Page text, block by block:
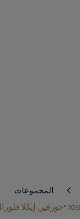
المجموعات